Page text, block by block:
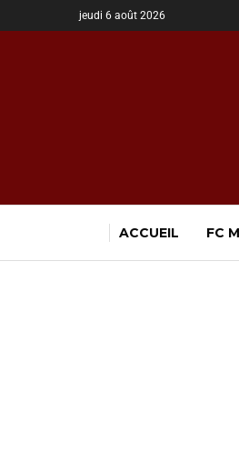
jeudi 6 août 2026
ACCUEIL FC